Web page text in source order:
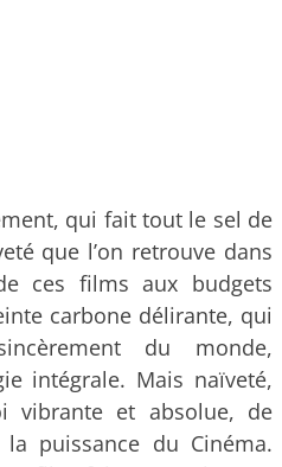
qui fait tout le sel de
que l’on retrouve dans
ces films aux budgets
carbone délirante, qui
du monde,
intégrale. Mais naïveté,
vibrante et absolue, de
puissance du Cinéma.